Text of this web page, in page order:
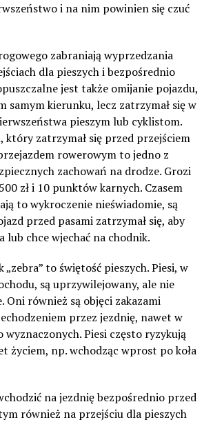
i na nim powinien się czuć
zabraniają wyprzedzania
dla pieszych i bezpośrednio
jest także omijanie pojazdu,
samym kierunku, lecz zatrzymał się w
pieszym lub cyklistom.
który zatrzymał się przed przejściem
rowerowym to jedno z
zachowań na drodze. Grozi
zł i 10 punktów karnych. Czasem
to wykroczenie nieświadomie, są
przed pasami zatrzymał się, aby
lub chce wjechać na chodnik.
„zebra” to świętość pieszych. Piesi, w
są uprzywilejowany, ale nie
Oni również są objęci zakazami
przez jezdnię, nawet w
wyznaczonych. Piesi często ryzykują
życiem, np. wchodząc wprost po koła
na jezdnię bezpośrednio przed
również na przejściu dla pieszych